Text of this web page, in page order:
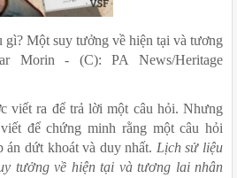
gì? Một suy tưởng về hiện tại và tương
Morin - (C): PA News/Heritage
viết ra để trả lời một câu hỏi. Nhưng
để chứng minh rằng một câu hỏi
án dứt khoát và duy nhất. Lịch sử liệu
tưởng về hiện tại và tương lai nhân